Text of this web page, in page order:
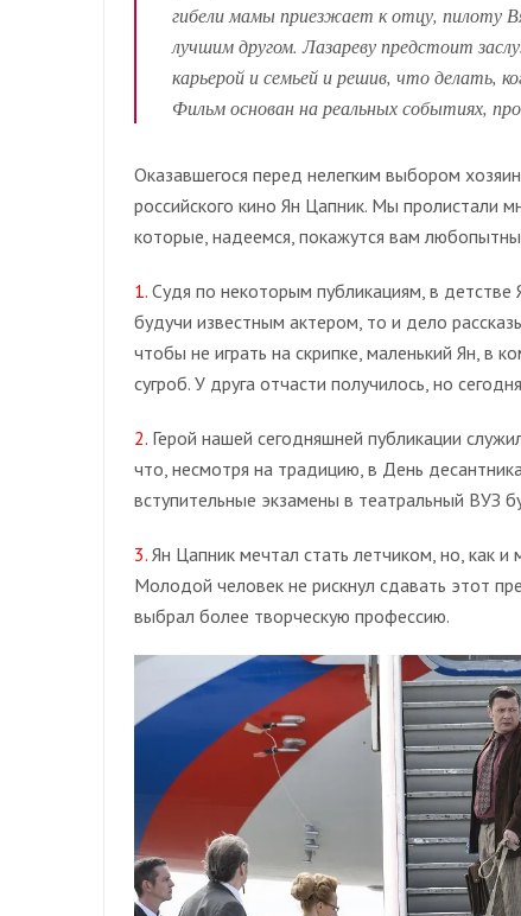
гибели мамы приезжает к отцу, пилоту
лучшим другом. Лазареву предстоит
карьерой и семьей и решив, что делать,
Фильм основан на реальных событиях,
Оказавшегося перед нелегким выбором
российского кино Ян Цапник. Мы пролистали
которые, надеемся, покажутся вам
1. Судя по некоторым публикациям, в
будучи известным актером, то и дело
чтобы не играть на скрипке, маленький Ян, в
сугроб. У друга отчасти получилось, но
2. Герой нашей сегодняшней публикации
что, несмотря на традицию, в День
вступительные экзамены в театральный ВУЗ
3. Ян Цапник мечтал стать летчиком, но, как
Молодой человек не рискнул сдавать этот
выбрал более творческую профессию.